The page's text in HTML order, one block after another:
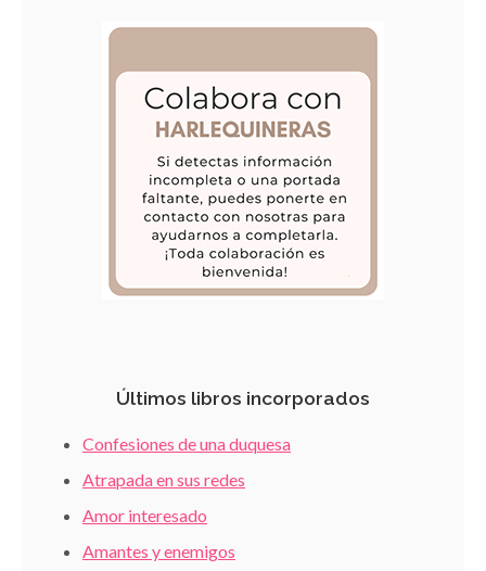
Últimos libros incorporados
Confesiones de una duquesa
Atrapada en sus redes
Amor interesado
Amantes y enemigos